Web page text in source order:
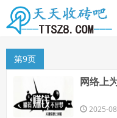
第9页
网络上
2025-